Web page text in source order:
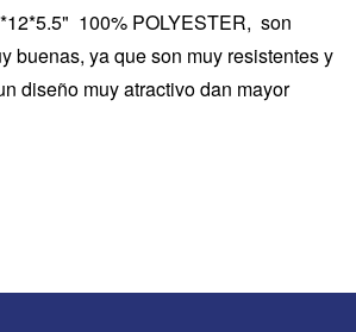
100% POLYESTER, son
buenas, ya que son muy resistentes y
diseño muy atractivo dan mayor